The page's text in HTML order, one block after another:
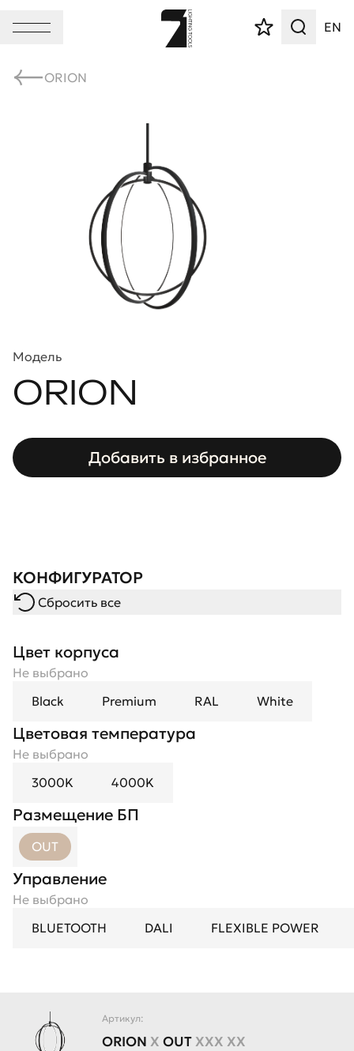
EN
ORION
Модель
ORION
Добавить в избранное
КОНФИГУРАТОР
Сбросить все
Цвет корпуса
Не выбрано
Black
Premium RAL White
Цветовая температура
Не выбрано
3000K
4000K
Размещение БП
OUT
Управление
Не выбрано
BLUETOOTH
DALI FLEXIBLE POWER
Артикул:
ORION X OUTXXX XX